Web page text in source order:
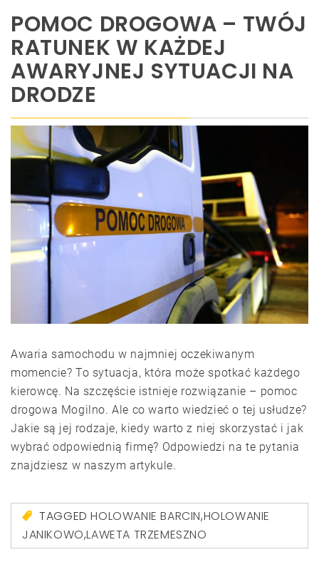
POMOC DROGOWA – TWÓJ
RATUNEK W KAŻDEJ
AWARYJNEJ SYTUACJI NA
DRODZE
Awaria samochodu w najmniej oczekiwanym
momencie? To sytuacja, która może spotkać każdego
kierowcę. Na szczęście istnieje rozwiązanie – pomoc
drogowa Mogilno. Ale co warto wiedzieć o tej usłudze?
Jakie są jej rodzaje, kiedy warto z niej skorzystać i jak
wybrać odpowiednią firmę? Odpowiedzi na te pytania
znajdziesz w naszym artykule.
TAGGEDHOLOWANIE BARCIN,HOLOWANIE
JANIKOWO,LAWETA TRZEMESZNO